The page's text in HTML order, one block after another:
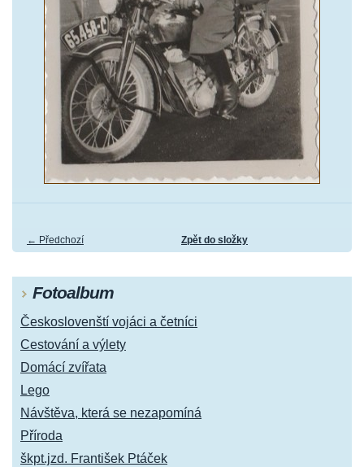
← Předchozí Zpět do složky
Fotoalbum
Českoslovenští vojáci a četníci
Cestování a výlety
Domácí zvířata
Lego
Návštěva, která se nezapomíná
Příroda
škpt.jzd. František Ptáček